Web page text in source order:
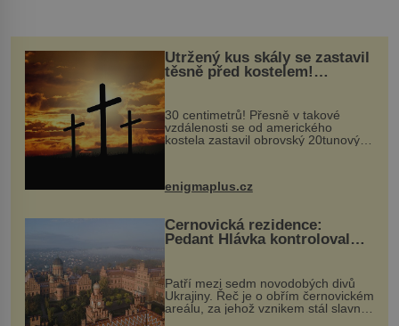
Utržený kus skály se zastavil
těsně před kostelem!
Ochránila ho boží síla?
30 centimetrů! Přesně v takové
vzdálenosti se od amerického
kostela zastavil obrovský 20tunový
...
enigmaplus.cz
Černovická rezidence:
Pedant Hlávka kontroloval
Patří mezi sedm novodobých divů
Ukrajiny. Řeč je o obřím černovickém
areálu, za jehož vznikem stál slavný
český architekt Josef Hlávka. Ten si